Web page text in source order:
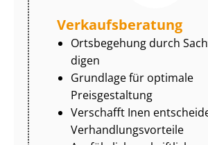
Ver­kaufs­be­ra­tung
Ortsbegehung durch
di­gen
Grundlage für optimale
Preisgestaltung
Verschafft Inen
Ver­hand­lungs­vor­tei­le